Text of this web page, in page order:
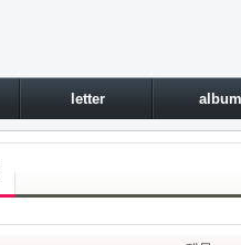
letter album